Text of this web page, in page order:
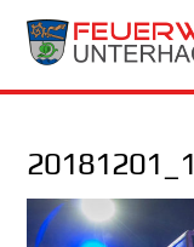
Skip